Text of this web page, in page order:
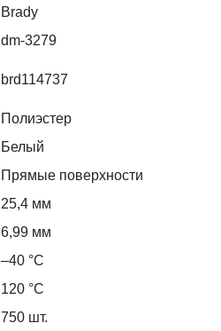
Brady
dm-3279
brd114737
Полиэстер
Белый
Прямые поверхности
25,4 мм
6,99 мм
–40 °С
120 °С
750 шт.